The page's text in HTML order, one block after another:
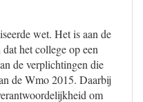
wet. Het is aan de
het college op een
de verplichtingen die
de Wmo 2015. Daarbij
om